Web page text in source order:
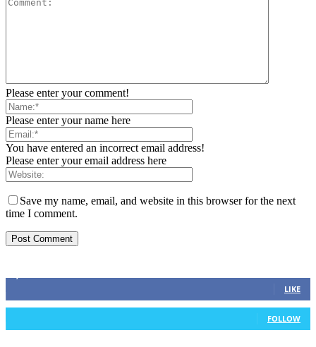
Please enter your comment!
Please enter your name here
You have entered an incorrect email address!
Please enter your email address here
Save my name, email, and website in this browser for the next
time I comment.
LIKE
FOLLOW